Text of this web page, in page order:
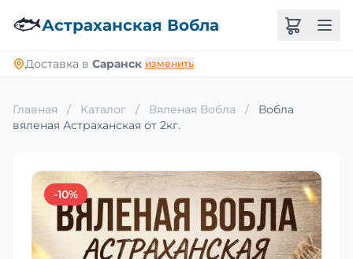
🐟Астраханская Вобла
Доставка в Саранск изменить
Главная / Каталог / Вяленая Вобла /
Вобла
вяленая Астраханская от 2кг.
-10%